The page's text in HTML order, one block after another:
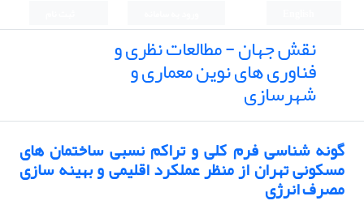
نقش جهان - مطالعات نظری و
فناوری های نوین معماری و
شهرسازی
گونه شناسی فرم کلی و تراکم نسبی ساختمان های
مسکونی تهران از منظر عملکرد اقلیمی و بهینه سازی
مصرف انرژی